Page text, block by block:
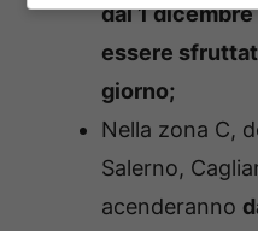
dal 1
essere
giorno;
Nella zona C,
Salerno,
acenderanno